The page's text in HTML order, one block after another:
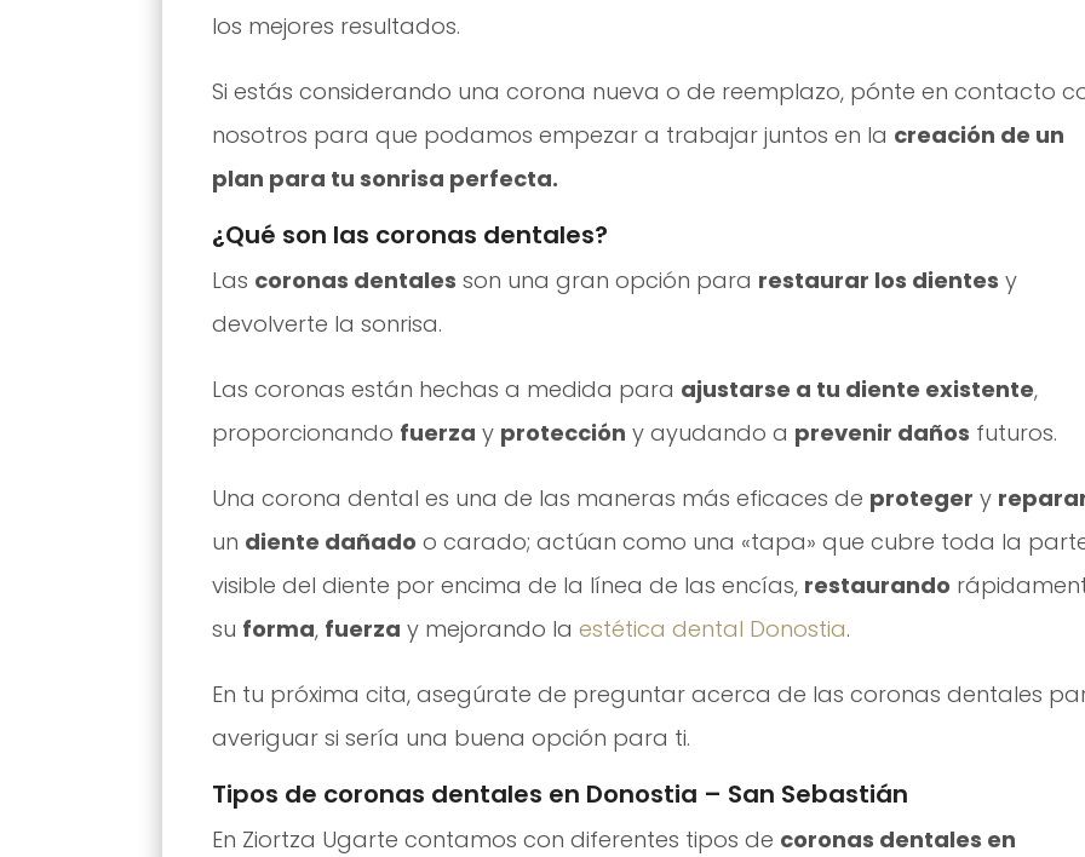
los mejores resultados.
Si estás considerando una corona nueva o de reemplazo, pónte en contacto
nosotros para que podamos empezar a trabajar juntos en la creación de un
plan para tu sonrisa perfecta.
¿Qué son las coronas dentales?
Las coronas dentales son una gran opción para restaurar los dientes y
devolverte la sonrisa.
Las coronas están hechas a medida para ajustarse a tu diente existente,
proporcionando fuerza y protección y ayudando a prevenir daños futuros.
Una corona dental es una de las maneras más eficaces de proteger y
un diente dañado o carado; actúan como una «tapa» que cubre toda la
visible del diente por encima de la línea de las encías, restaurando
su forma, fuerza y mejorando la estética dental Donostia.
En tu próxima cita, asegúrate de preguntar acerca de las coronas dentales
averiguar si sería una buena opción para ti.
Tipos de coronas dentales en Donostia – San Sebastián
En Ziortza Ugarte contamos con diferentes tipos de coronas dentales en